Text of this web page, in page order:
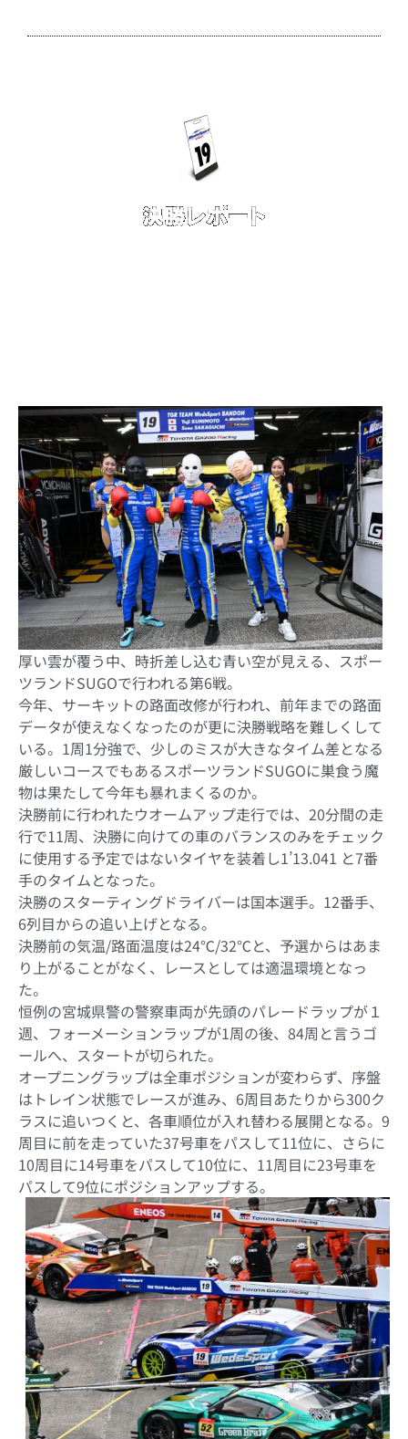
厚い雲が覆う中、時折差し込む青い空が見える、スポー
ツランドSUGOで行われる第6戦。
今年、サーキットの路面改修が行われ、前年までの路面
データが使えなくなったのが更に決勝戦略を難しくして
いる。1周1分強で、少しのミスが大きなタイム差となる
厳しいコースでもあるスポーツランドSUGOに巣食う魔
物は果たして今年も暴れまくるのか。
決勝前に行われたウオームアップ走行では、20分間の走
行で11周、決勝に向けての車のバランスのみをチェック
に使用する予定ではないタイヤを装着し1’13.041 と7番
手のタイムとなった。
決勝のスターティングドライバーは国本選手。12番手、
6列目からの追い上げとなる。
決勝前の気温/路面温度は24℃/32℃と、予選からはあま
り上がることがなく、レースとしては適温環境となっ
た。
恒例の宮城県警の警察車両が先頭のパレードラップが１
週、フォーメーションラップが1周の後、84周と言うゴ
ールへ、スタートが切られた。
オープニングラップは全車ポジションが変わらず、序盤
はトレイン状態でレースが進み、6周目あたりから300ク
ラスに追いつくと、各車順位が入れ替わる展開となる。9
周目に前を走っていた37号車をパスして11位に、さらに
10周目に14号車をパスして10位に、11周目に23号車を
パスして9位にポジションアップする。